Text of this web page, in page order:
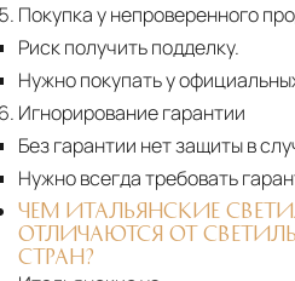
Покупка у непроверенного
Риск получить подделку.
Нужно покупать у
Игнорирование гарантии
Без гарантии нет защиты в
Нужно всегда требовать
ЧЕМ ИТАЛЬЯНСКИЕ
ОТЛИЧАЮТСЯ ОТ
СТРАН?